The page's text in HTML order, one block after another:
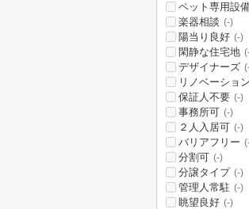
ペット専用設
楽器相談 (-)
陽当り良好 (-)
閑静な住宅地
デザイナーズ
リノベーショ
保証人不要 (-)
事務所可 (-)
２人入居可 (-)
バリアフリー
分割可 (-)
分譲タイプ (-)
管理人常駐 (-)
眺望良好 (-)